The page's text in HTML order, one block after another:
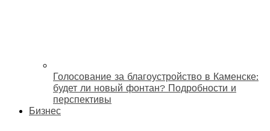
Голосование за благоустройство в Каменске:
будет ли новый фонтан? Подробности и
перспективы
Бизнес